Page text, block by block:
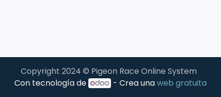
Copyright 2024 © Pigeon Race Online System
Con tecnología de
- Crea unaweb gratuita